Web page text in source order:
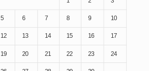
5 6 7 8 9 10
12 13 14 15 16 17
19 20 21 22 23 24